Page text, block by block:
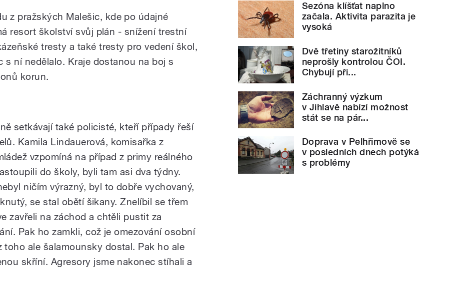
z pražských Malešic, kde po údajné
resort školství svůj plán - snížení trestní
tresty a také tresty pro vedení škol,
s ní nedělalo. Kraje dostanou na boj s
korun.
setkávají také policisté, kteří případy řeší
Kamila Lindauerová, komisařka z
vzpomíná na případ z primy reálného
do školy, byli tam asi dva týdny.
ničím výrazný, byl to dobře vychovaný,
se stal obětí šikany. Znelíbil se třem
zavřeli na záchod a chtěli pustit za
Pak ho zamkli, což je omezování osobní
toho ale šalamounsky dostal. Pak ho ale
skříní. Agresory jsme nakonec stíhali a
Sezóna klíšťat naplno
začala. Aktivita parazita je
vysoká
Dvě třetiny starožitníků
neprošly kontrolou ČOI.
Chybují při...
Záchranný výzkum
v Jihlavě nabízí možnost
stát se na pár...
Doprava v Pelhřimově se
v posledních dnech potýká
s problémy